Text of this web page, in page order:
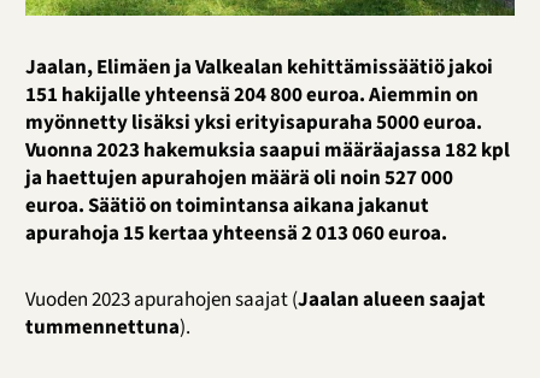
Jaalan, Elimäen ja Valkealan kehittämissäätiö jakoi
151 hakijalle yhteensä 204 800 euroa. Aiemmin on
myönnetty lisäksi yksi erityisapuraha 5000 euroa.
Vuonna 2023 hakemuksia saapui määräajassa 182 kpl
ja haettujen apurahojen määrä oli noin 527 000
euroa. Säätiö on toimintansa aikana jakanut
apurahoja 15 kertaa yhteensä 2 013 060 euroa.
Vuoden 2023 apurahojen saajat (Jaalan alueen saajat
tummennettuna).